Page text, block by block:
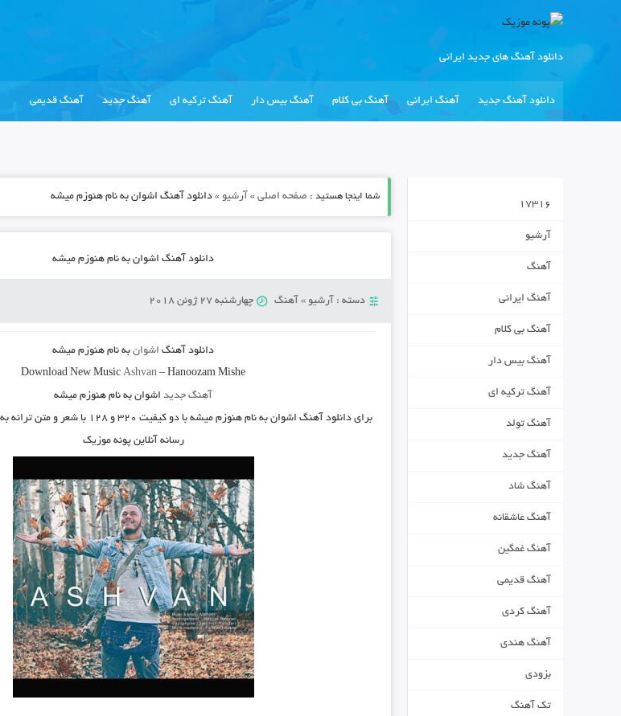
دانلود آهنگ های جدید ایرانی
دانلود آهنگ جدید آهنگ ایرانی آهنگ بی کلام آهنگ بیس دار آهنگ ترکیه ای آهنگ جدید آهنگ قدیمی
شما اینجا هستید : صفحه اصلی» آرشیو » دانلود آهنگ اشوان به نام هنوزم میشه
دانلود آهنگ اشوان به نام هنوزم میشه
دسته : آرشیو » آهنگ چهارشنبه 27 ژوئن 2018
دانلود آهنگ اشوانبه نام هنوزم میشه
Download New MusicAshvan –Hanoozam Mishe
آهنگ جدیداشوان به نام هنوزم میشه
برای دانلود آهنگ اشوان به نام هنوزم میشهبا دو کیفیت ۳۲۰ و ۱۲۸ با شعر و متن ترانه به ادامه مطلب مراجعه کنید.
رسانه آنلاین پونه موزیک
17316
آرشیو
آهنگ
آهنگ ایرانی
آهنگ بی کلام
آهنگ بیس دار
آهنگ ترکیه ای
آهنگ تولد
آهنگ جدید
آهنگ شاد
آهنگ عاشقانه
آهنگ غمگین
آهنگ قدیمی
آهنگ کردی
آهنگ هندی
بزودی
تک آهنگ